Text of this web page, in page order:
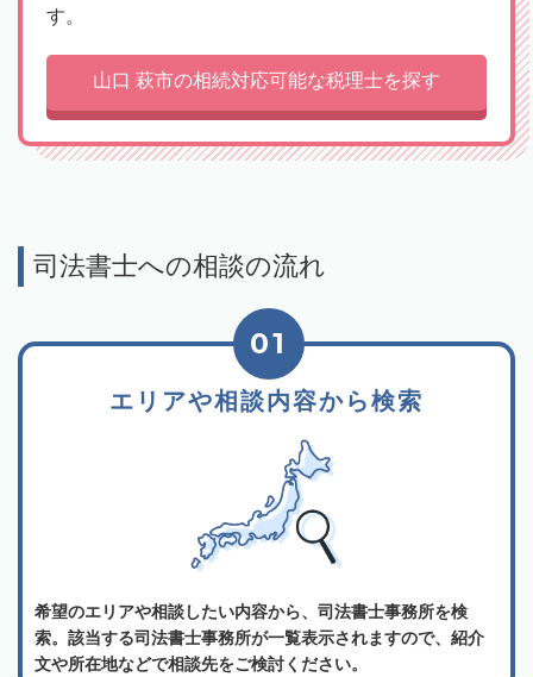
す。
山口 萩市の相続対応可能な税理士を探す
司法書士への相談の流れ
エリアや相談内容から検索
01
希望のエリアや相談したい内容から、司法書士事務所を検
索。該当する司法書士事務所が一覧表示されますので、紹介
文や所在地などで相談先をご検討ください。